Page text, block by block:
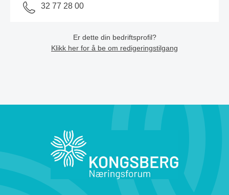
32 77 28 00
Er dette din bedriftsprofil?
Klikk her for å be om redigeringstilgang